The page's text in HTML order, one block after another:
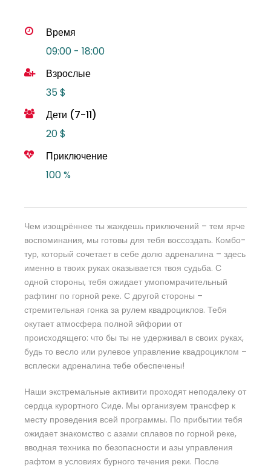
Время
09:00 - 18:00
Взрослые
35 $
Дети (7-11)
20 $
Приключение
100 %
Чем изощрённее ты жаждешь приключений – тем ярче
воспоминания, мы готовы для тебя воссоздать. Комбо-
тур, который сочетает в себе долю адреналина – здесь
именно в твоих руках оказывается твоя судьба. С
одной стороны, тебя ожидает умопомрачительный
рафтинг по горной реке. С другой стороны –
стремительная гонка за рулем квадроциклов. Тебя
окутает атмосфера полной эйфории от
происходящего: что бы ты не удерживал в своих руках,
будь то весло или рулевое управление квадроциклом –
всплески адреналина тебе обеспечены!
Наши экстремальные активити проходят неподалеку от
сердца курортного Сиде. Мы организуем трансфер к
месту проведения всей программы. По прибытии тебя
ожидает знакомство с азами сплавов по горной реке,
вводная техника по безопасности и азы управления
рафтом в условиях бурного течения реки. После